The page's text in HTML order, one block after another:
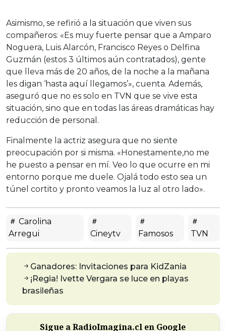
Asimismo, se refirió a la situación que viven sus
compañeros: «Es muy fuerte pensar que a Amparo
Noguera, Luis Alarcón, Francisco Reyes o Delfina
Guzmán (estos 3 últimos aún contratados), gente
que lleva más de 20 años, de la noche a la mañana
les digan ‘hasta aquí llegamos’», cuenta. Además,
aseguró que no es solo en TVN que se vive esta
situación, sino que en todas las áreas dramáticas hay
reducción de personal.
Finalmente la actriz asegura que no siente
preocupación por si misma. «Honestamente,no me
he puesto a pensar en mí. Veo lo que ocurre en mi
entorno porque me duele. Ojalá todo esto sea un
túnel cortito y pronto veamos la luz al otro lado».
Carolina
Arregui
Cineytv Famosos TVN
Ganadores: Invitaciones para KidZania
¡Regia! Ivette Vergara se luce en playas
brasileñas
Sigue a RadioImagina.cl en Google